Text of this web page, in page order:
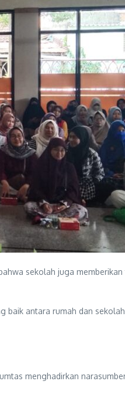
sekolah juga
antara rumah dan
menghadirkan